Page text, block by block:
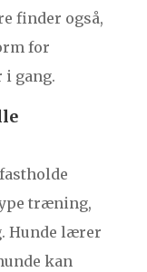
finder også,
for
gang.
træning,
Hunde lærer
kan